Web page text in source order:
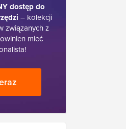
dostęp do
– kolekcji
związanych z
mieć